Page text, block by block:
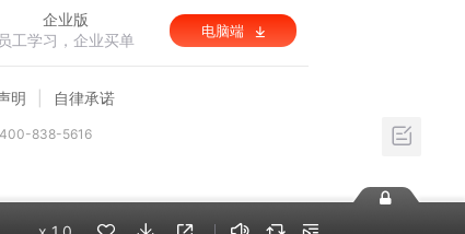
企业版
员工学习，企业买单
电脑端
明 自律承诺
838-5616